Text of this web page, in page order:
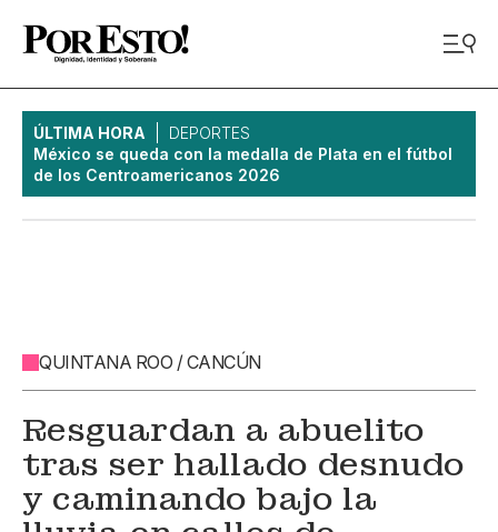
ÚLTIMA HORA
DEPORTES
México se queda con la medalla de Plata en el fútbol
de los Centroamericanos 2026
QUINTANA ROO / CANCÚN
Resguardan a abuelito
tras ser hallado desnudo
y caminando bajo la